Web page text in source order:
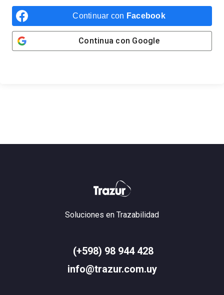
Continuar con Facebook
Continua con Google
Soluciones en Trazabilidad
(+598) 98 944 428
info@trazur.com.uy